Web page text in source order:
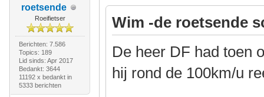
roetsende
Roeifietser
Berichten: 7.586
Topics: 189
Lid sinds: Apr 2017
Bedankt: 3644
11192 x bedankt in
5333 berichten
Wim -de roetsende
De heer DF had toen
hij rond de 100km/u